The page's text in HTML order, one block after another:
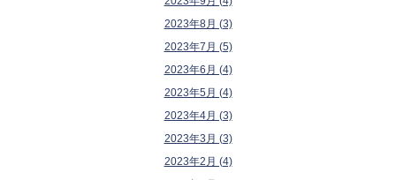
2023年8月 (3)
2023年7月 (5)
2023年6月 (4)
2023年5月 (4)
2023年4月 (3)
2023年3月 (3)
2023年2月 (4)